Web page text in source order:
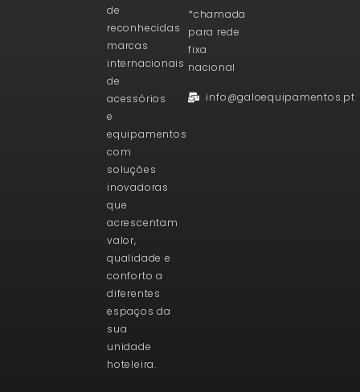
de
reconhecidas
marcas
internacionais
de
acessórios
e
equipamentos
com
soluções
inovadoras
que
acrescentam
valor,
qualidade e
conforto a
diferentes
espaços da
sua
unidade
hoteleira.
*chamada
para rede
fixa
nacional
info@galoequipamentos.pt